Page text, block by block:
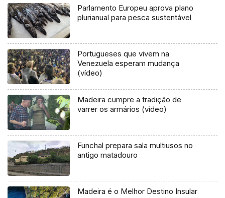
Parlamento Europeu aprova plano
plurianual para pesca sustentável
Portugueses que vivem na
Venezuela esperam mudança
(vídeo)
Madeira cumpre a tradição de
varrer os armários (vídeo)
Funchal prepara sala multiusos no
antigo matadouro
Madeira é o Melhor Destino Insular